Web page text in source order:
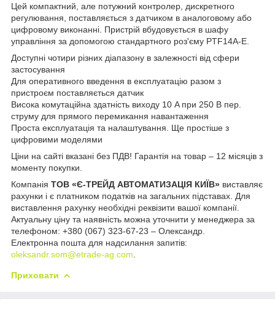
Цей компактний, але потужний контролер, дискретного
регулювання, поставляється з датчиком в аналоговому або
цифровому виконанні. Пристрій вбудовується в шафу
управління за допомогою стандартного роз'єму PTF14A-E.
Доступні чотири різних діапазону в залежності від сфери
застосування
Для оперативного введення в експлуатацію разом з
пристроєм поставляється датчик
Висока комутаційна здатність виходу 10 A при 250 В пер.
струму для прямого перемикання навантаження
Проста експлуатація та налаштування. Ще простіше з
цифровими моделями
Ціни на сайті вказані без ПДВ! Гарантія на товар – 12 місяців з
моменту покупки.
Компанія ТОВ «Є-ТРЕЙД АВТОМАТИЗАЦІЯ КИЇВ» виставляє
рахунки і є платником податків на загальних підставах. Для
виставлення рахунку необхідні реквізити вашої компанії.
Актуальну ціну та наявність можна уточнити у менеджера за
телефоном: +380 (067) 323-67-23 – Олександр.
Електронна пошта для надсилання запитів:
oleksandr.som@etrade-ag.com
Приховати